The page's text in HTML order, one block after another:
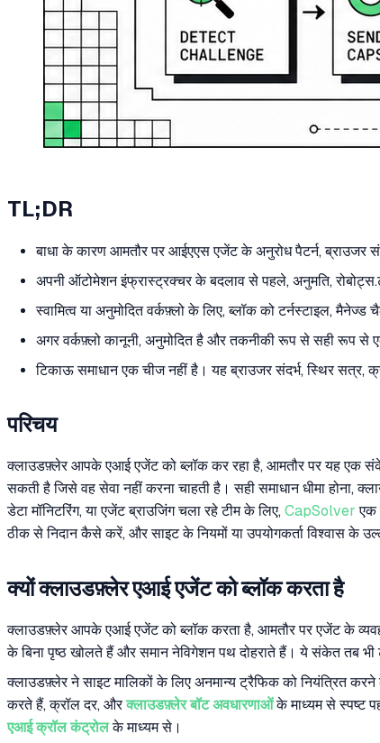
TL;DR
बाधा के कारण आमतौर पर आईएएस एजेंट के अनुरोध पैटर्न, ब्राउजर
अपनी ऑटोमेशन इंफ्रास्ट्रक्चर के बदलाव से पहले, अनुमति,
स्वामित्व या अनुमोदित वर्कफ़्लो के लिए, ब्लॉक को टर्नस्टाइल,
अगर वर्कफ़्लो कानूनी, अनुमोदित है और तकनीकी रूप से सही रूप से
टिकाऊ समाधान एक चीज नहीं है। यह ब्राउजर संदर्भ, स्थिर सत्र,
परिचय
क्लाउडफ़्लेर आपके एआई एजेंट को ब्लॉक कर रहा है, आमतौर पर यह एक
सकती है जिसे वह सेवा नहीं करना चाहती है। सही समाधान धीमा होना,
डेटा मॉनिटरिंग, या एजेंट ब्राउजिंग चला रहे टीम के लिए, CapSolver एक
ठीक से निदान कैसे करें, और साइट के नियमों या उपयोगकर्ता विश्वास के
क्यों क्लाउडफ़्लेर एआई एजेंट को ब्लॉक करता है
क्लाउडफ़्लेर आपके एआई एजेंट को ब्लॉक करता है, आमतौर पर एजेंट के
के बिना पृष्ठ खोलते हैं और समान नेविगेशन पथ दोहराते हैं। ये संकेत तब
क्लाउडफ़्लेर ने साइट मालिकों के लिए अनमान्य ट्रैफिक को नियंत्रित
करते हैं, क्रॉल दर, औरक्लाउडफ़्लेर बॉट अवधारणाओंके माध्यम से स्पष्ट
एआई क्रॉल कंट्रोलके माध्यम से।